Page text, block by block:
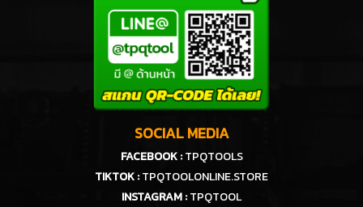
SOCIAL MEDIA
FACEBOOK : TPQTOOLS
TIKTOK :TPQTOOLONLINE.STORE
INSTAGRAM :TPQTOOL